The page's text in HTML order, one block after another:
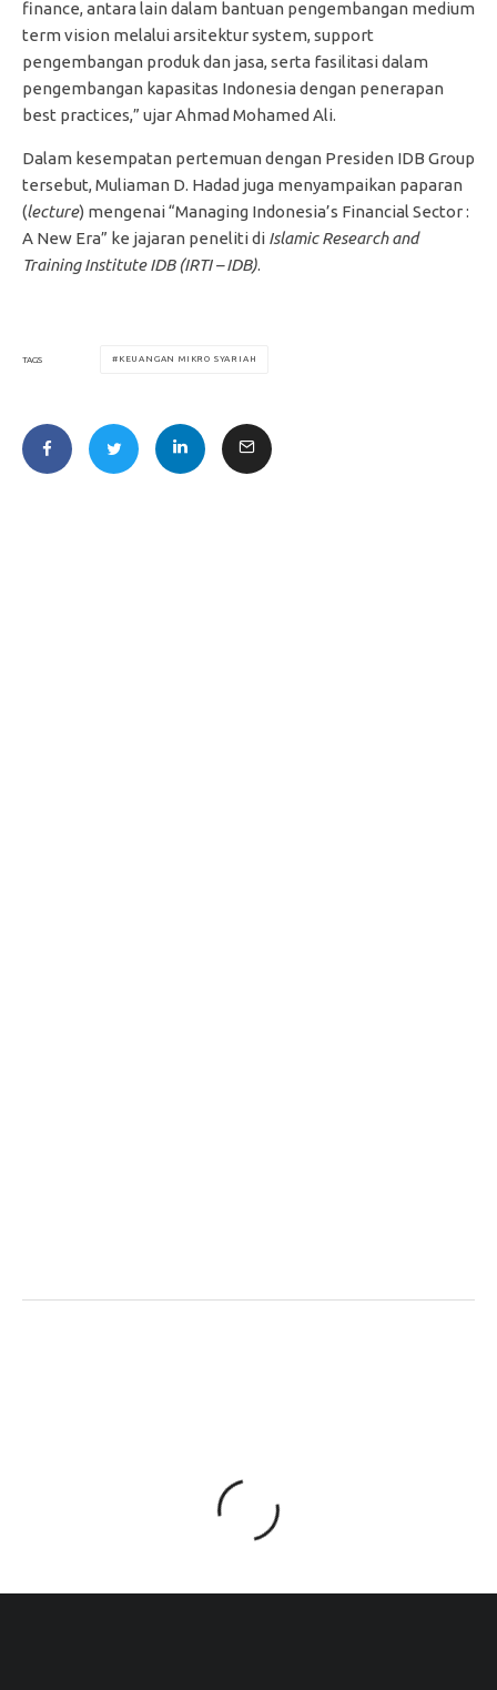
finance, antara lain dalam bantuan pengembangan medium
term vision melalui arsitektur system, support
pengembangan produk dan jasa, serta fasilitasi dalam
pengembangan kapasitas Indonesia dengan penerapan
best practices,” ujar Ahmad Mohamed Ali.
Dalam kesempatan pertemuan dengan Presiden IDB Group
tersebut, Muliaman D. Hadad juga menyampaikan paparan
(lecture) mengenai “Managing Indonesia’s Financial Sector :
A New Era” ke jajaran peneliti di Islamic Research and
Training Institute IDB (IRTI – IDB).
TAGS KEUANGAN MIKRO SYARIAH